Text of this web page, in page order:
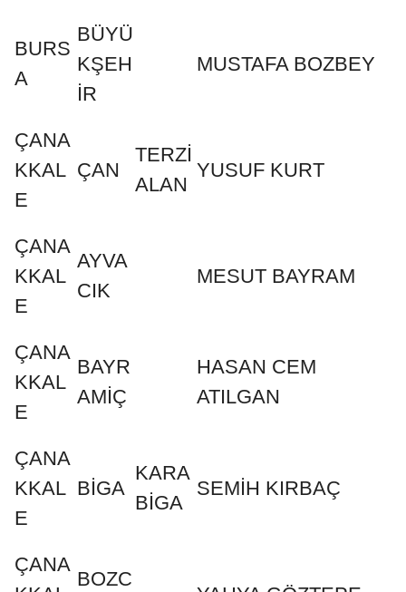
BURS
A
BÜYÜ
KŞEH
İR
MUSTAFA BOZBEY
ÇANA
KKAL
E
ÇAN
TERZİ
ALAN
YUSUF KURT
ÇANA
KKAL
E
AYVA
CIK
MESUT BAYRAM
ÇANA
KKAL
E
BAYR
AMİÇ
HASAN CEM
ATILGAN
ÇANA
KKAL
E
BİGA
KARA
BİGA
SEMİH KIRBAÇ
ÇANA
BOZC